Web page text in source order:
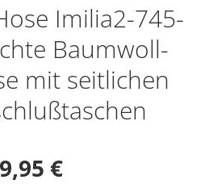
Imilia2-745-
Baumwoll-
mit seitlichen
€